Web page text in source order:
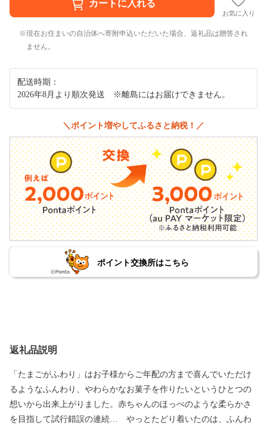
お気に入り
現在お住まいの自治体へ寄附申込いただいた場合、返礼品は贈答され
ません。
配送時期：
2026年8月より順次発送 ※離島にはお届けできません。
＼ポイント増やしてふるさと納税！／
ポイント交換所はこちら
返礼品説明
「たまごがふわり」はお子様からご年配の方まで喜んでいただけ
るようなふんわり、やわらかなお菓子を作りたいというひとつの
想いから出来上がりました。赤ちゃんのほっぺのような柔らかさ
を目指して試行錯誤の連続… やっとたどり着いたのは、ふんわ